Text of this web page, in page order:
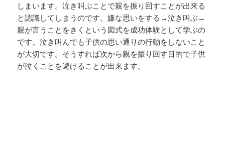
しまいます。泣き叫ぶことで親を振り回すことが出来る
と認識してしまうのです。嫌な思いをする→泣き叫ぶ→
親が言うことをきくという図式を成功体験として学ぶの
です。泣き叫んでも子供の思い通りの行動をしないこと
が大切です。そうすれば次から親を振り回す目的で子供
が泣くことを避けることが出来ます。